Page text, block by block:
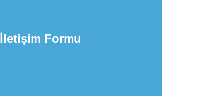
İletişim Formu